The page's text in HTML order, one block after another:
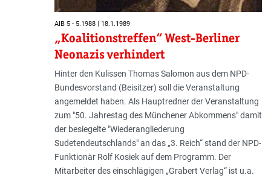
AIB 5 - 5.1988 | 18.1.1989
„Koalitionstreffen“ West-Berliner
Neonazis verhindert
Hinter den Kulissen Thomas Salomon aus dem NPD-
Bundesvorstand (Beisitzer) soll die Veranstaltung
angemeldet haben. Als Hauptredner der Veranstaltung
zum "50. Jahrestag des Münchener Abkommens" damit
der besiegelte "Wiederangliederung
Sudetendeutschlands" an das „3. Reich“ stand der NPD-
Funktionär Rolf Kosiek auf dem Programm. Der
Mitarbeiter des einschlägigen „Grabert Verlag“ ist u.a.